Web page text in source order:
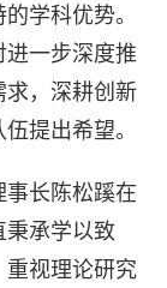
学科优势。
进一步深度推
求，深耕创新
提出希望。
长陈松蹊在
秉承学以致
重视理论研究